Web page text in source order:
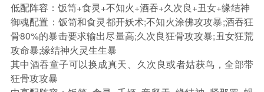
低配阵容：饭笥+食灵+不知火+酒吞+久次良+丑女+缘结神
御魂配置：饭笥和食灵都开妖术;不知火涂佛攻攻暴;酒吞狂
骨80%的暴击要求输出尽量高;久次良狂骨攻攻暴;丑女狂荒
攻命暴;缘结神火灵生生暴
其中酒吞童子可以换成真天、久次良或者姑获鸟，全部带
狂骨攻攻暴